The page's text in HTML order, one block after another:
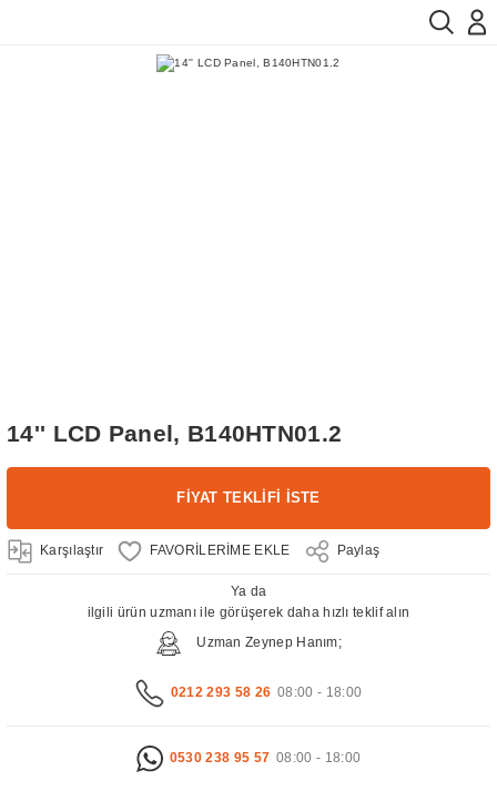
14'' LCD Panel, B140HTN01.2
FİYAT TEKLİFİ İSTE
Karşılaştır Paylaş
Ya da
ilgili ürün uzmanı ile görüşerek daha hızlı teklif alın
Uzman Zeynep Hanım;
0212 293 58 26 08:00 - 18:00
0530 238 95 57 08:00 - 18:00